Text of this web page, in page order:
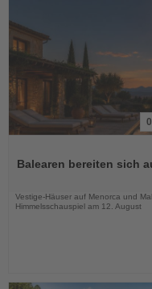
dieBalearen bereiten sich
Vestige-Häuser auf Menorca und
Himmelsschauspiel am 12. August